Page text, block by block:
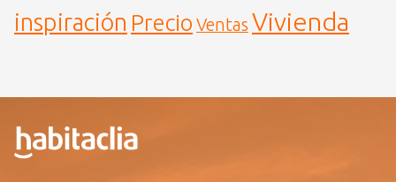
inspiración Precio Ventas Vivienda